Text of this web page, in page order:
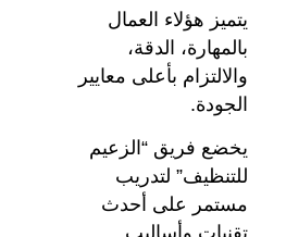
يتميز هؤلاء العمال
بالمهارة، الدقة،
والالتزام بأعلى معايير
الجودة.
يخضع فريق “الزعيم
للتنظيف” لتدريب
مستمر على أحدث